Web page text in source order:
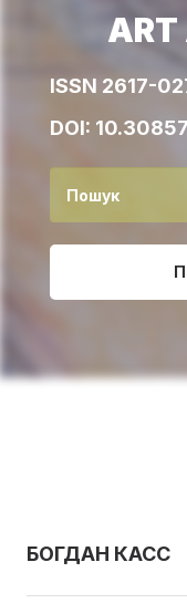
ART
ISSN 2617-
DOI:
БОГДАН КАСС